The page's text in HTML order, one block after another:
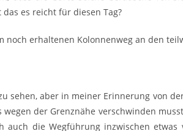
das es reicht für diesen Tag?
noch erhaltenen Kolonnenweg an den
sehen, aber in meiner Erinnerung von
der Grenznähe verschwinden
die Wegführung inzwischen